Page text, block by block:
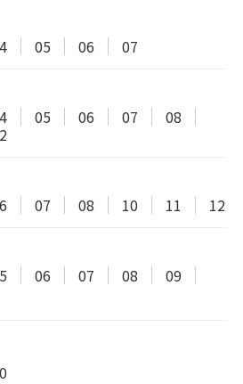
05 06 07
05 06 07
08
07 08 10 11 12
06 07 08
09